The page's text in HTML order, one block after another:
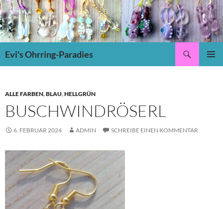
Evi's Ohrring-Paradies
ALLE FARBEN,BLAU,HELLGRÜN
BUSCHWINDRÖSERL
6. FEBRUAR 2024 ADMIN SCHREIBE EINEN KOMMENTAR